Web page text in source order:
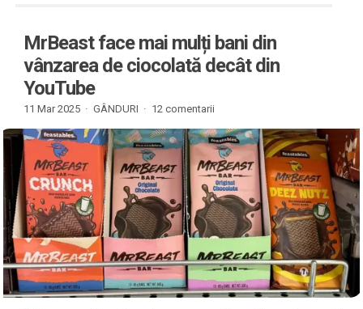
MrBeast face mai mulți bani din
vânzarea de ciocolată decât din
YouTube
11 Mar 2025 · GÂNDURI · 12 comentarii